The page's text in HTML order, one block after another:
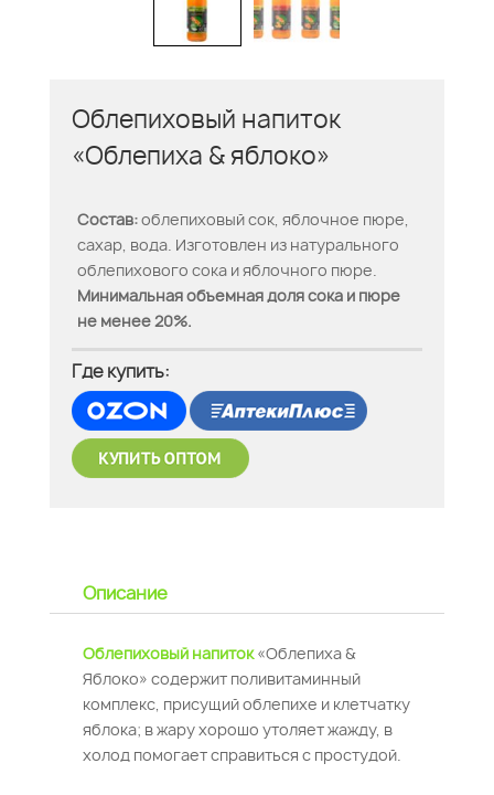
Облепиховый напиток
«Облепиха & яблоко»
Состав:облепиховый сок, яблочное пюре,
сахар, вода. Изготовлен из натурального
облепихового сока и яблочного пюре.
Минимальная объемная доля сока и пюре
не менее 20%.
Где купить:
Описание
Облепиховый напиток«Облепиха &
Яблоко» содержит поливитаминный
комплекс, присущий облепихе и клетчатку
яблока; в жару хорошо утоляет жажду, в
холод помогает справиться с простудой.